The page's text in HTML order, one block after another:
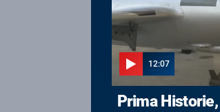
12:07
Prima